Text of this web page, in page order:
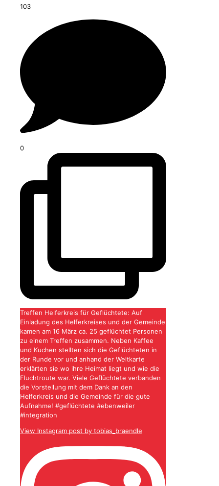
103
0
Treffen Helferkreis für Geflüchtete: Auf
Einladung des Helferkreises und der Gemeinde
kamen am 16 März ca. 25 geflüchtet Personen
zu einem Treffen zusammen. Neben Kaffee
und Kuchen stellten sich die Geflüchteten in
der Runde vor und anhand der Weltkarte
erklärten sie wo ihre Heimat liegt und wie die
Fluchtroute war. Viele Geflüchtete verbanden
die Vorstellung mit dem Dank an den
Helferkreis und die Gemeinde für die gute
Aufnahme! #geflüchtete #ebenweiler
#integration
View Instagram post by tobias_braendle